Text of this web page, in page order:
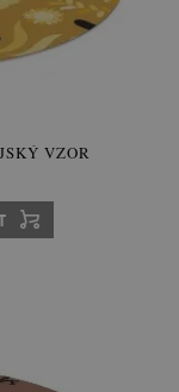
VZOR